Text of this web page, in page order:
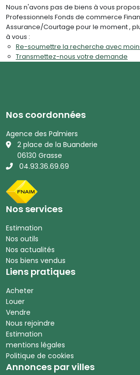
Nous n'avons pas de biens à vous
Professionnels Fonds de commerce
Assurance/Courtage pour le moment ,
à vous :
Re-soumettre la recherche avec
Transmettez-nous votre demande
Nos coordonnées
Agence des Palmiers
2 place de la Buanderie
06130 Grasse
04.93.36.69.69
Nos services
Estimation
Nos outils
Nos actualités
Nos biens vendus
Liens pratiques
Acheter
Louer
Vendre
Nous rejoindre
Estimation
mentions légales
Politique de cookies
Annonces par villes